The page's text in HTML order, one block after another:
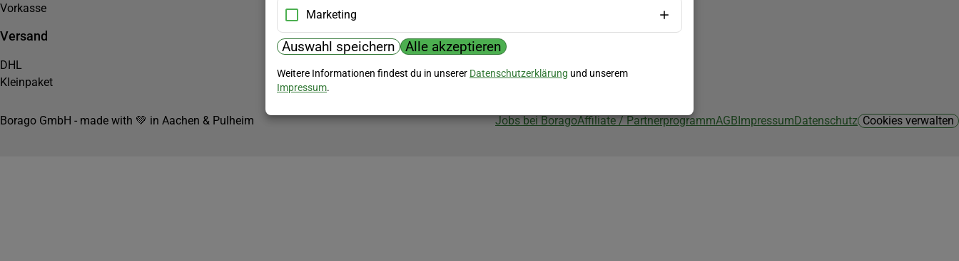
Vorkasse
Versand
DHL
Kleinpaket
Borago GmbH - made with 💚 in Aachen & Pulheim Jobs bei BoragoAffiliate / PartnerprogrammAGBImpressumDatenschutz Cookies verwalten
Marketing
Auswahl speichern Alle akzeptieren
Weitere Informationen findest du in unserer Datenschutzerklärung und unserem
Impressum.